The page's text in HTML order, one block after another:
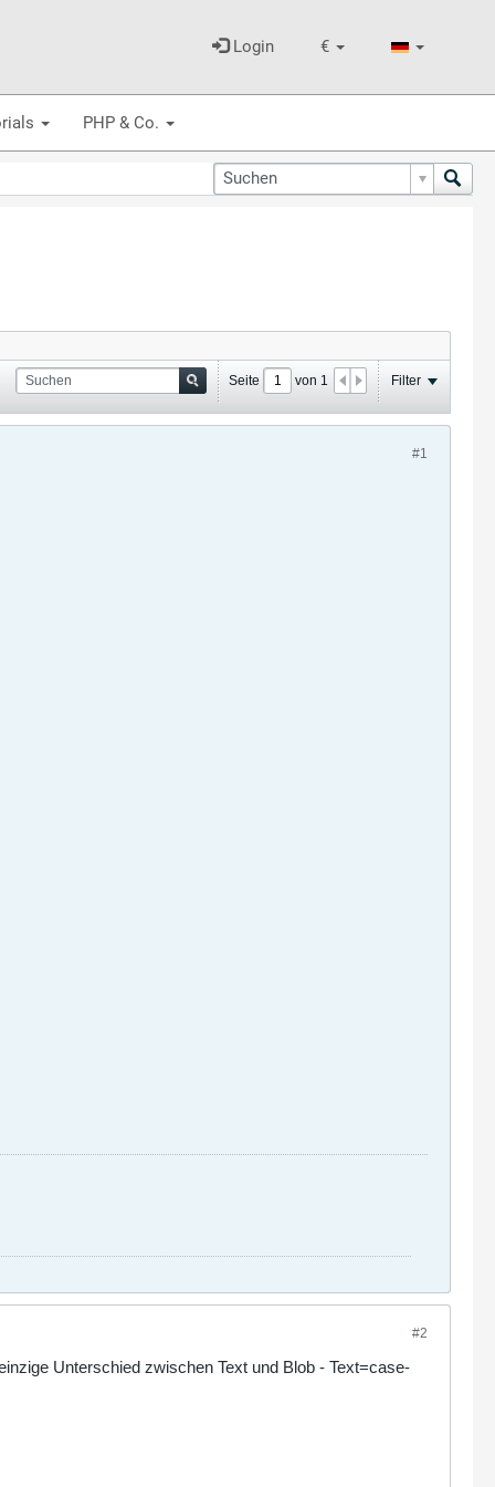
€
Login
PHP & Co.
Seite von 1 Filter
#1
#2
Unterschied zwischen Text und Blob - Text=case-